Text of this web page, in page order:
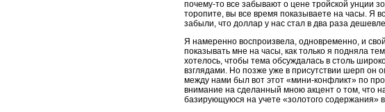
почему-то все забывают о цене тройской унции
торопите, вы все время показываете на часы. Я
забыли, что доллар у нас стал в два раза
Я намеренно воспроизвела, одновременно, и
показывать мне на часы, как только я подняла
хотелось, чтобы тема обсуждалась в столь
взглядами. Но позже уже в присутствии шерп он
между нами был вот этот «мини-конфликт» по
внимание на сделанный мною акцент о том, что
базирующуюся на учете «золотого содержания»